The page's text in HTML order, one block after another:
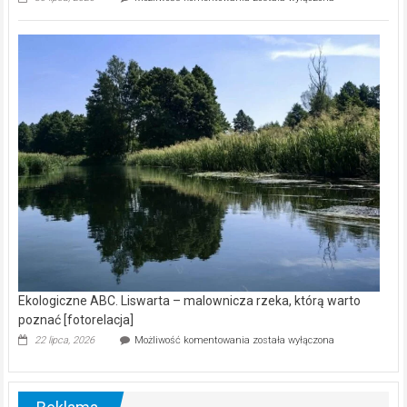
kamerą
wśród
Ekologiczne ABC. Liswarta – malownicza rzeka, którą warto
poznać [fotorelacja]
22 lipca, 2026 Możliwość komentowania Ekologiczne
–
została wyłączona